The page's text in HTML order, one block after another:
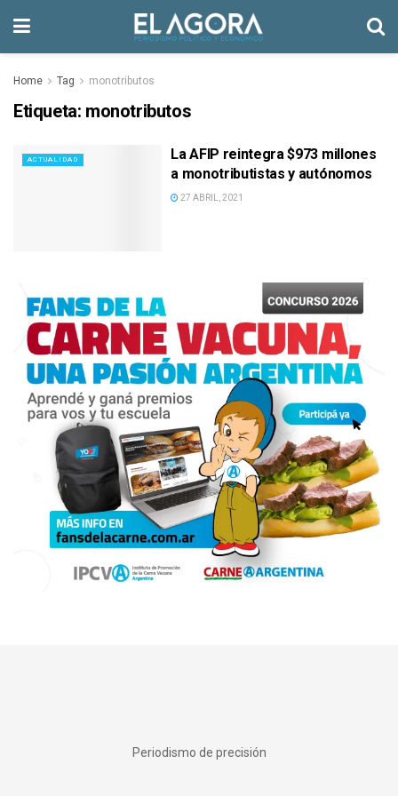
Home Tag monotributos
Etiqueta: monotributos
ACTUALIDAD
La AFIP reintegra $973 millones
a monotributistas y autónomos
27 ABRIL, 2021
Periodismo de precisión